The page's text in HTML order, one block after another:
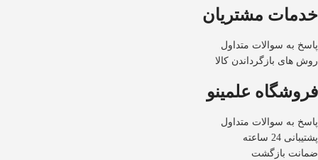
خدمات مشتریان
پاسخ به سوالات متداول
روش های بازگرداندن کالا
فروشگاه علمینو
پاسخ به سوالات متداول
پشتیبانی 24 ساعته
ضمانت بازگشت